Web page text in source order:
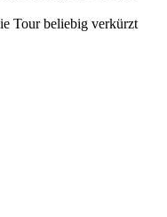
Tour beliebig verkürzt